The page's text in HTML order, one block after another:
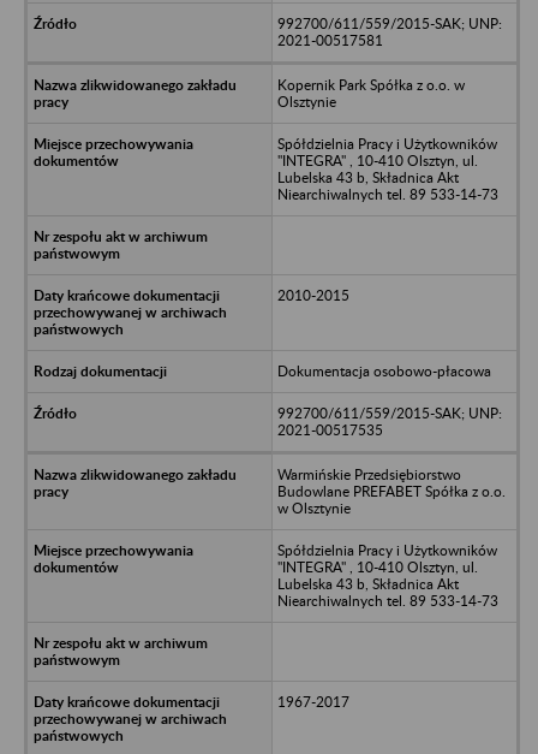
992700/611/559/2015-SAK; UNP:
2021-00517581
Kopernik Park Spółka z o.o. w
Olsztynie
Spółdzielnia Pracy i Użytkowników
"INTEGRA" , 10-410 Olsztyn, ul.
Lubelska 43 b, Składnica Akt
Niearchiwalnych tel. 89 533-14-73
2010-2015
Dokumentacja osobowo-płacowa
992700/611/559/2015-SAK; UNP:
2021-00517535
Warmińskie Przedsiębiorstwo
Budowlane PREFABET Spółka z o.o.
w Olsztynie
Spółdzielnia Pracy i Użytkowników
"INTEGRA" , 10-410 Olsztyn, ul.
Lubelska 43 b, Składnica Akt
Niearchiwalnych tel. 89 533-14-73
1967-2017